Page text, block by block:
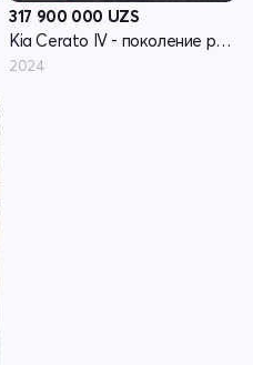
317 900 000 UZS
Kia Cerato IV - поколение рестайлинг
2024